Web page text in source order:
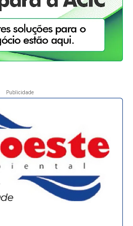
Publicidade